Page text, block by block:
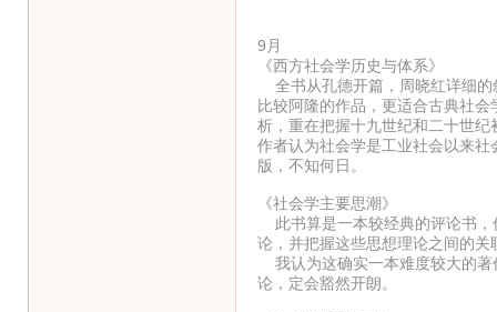
9月
《西方社会学历史与体系》
全书从孔德开篇，周晓红详细的
比较阿隆的作品，更适合古典社
析，重在把握十九世纪和二十世
作者认为社会学是工业社会以来
版，不知何日。
《社会学主要思潮》
此书算是一本较经典的评论书，
论，并把握这些思想理论之间的关
我认为这确实一本难度较大的著
论，定会豁然开朗。